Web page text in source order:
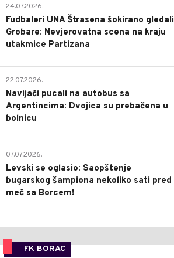
24.07.2026.
Fudbaleri UNA Štrasena šokirano gledali
Grobare: Nevjerovatna scena na kraju
utakmice Partizana
22.07.2026.
Navijači pucali na autobus sa
Argentincima: Dvojica su prebačena u
bolnicu
07.07.2026.
Levski se oglasio: Saopštenje
bugarskog šampiona nekoliko sati pred
meč sa Borcem!
FK BORAC